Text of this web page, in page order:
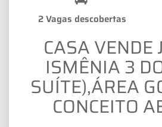
2 Vagas descobertas
CASA VENDE
ISMÊNIA 3
SUÍTE),ÁREA
CONCEITO